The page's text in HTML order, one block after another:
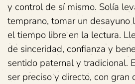
y control de sí mismo. Solía
temprano, tomar un desayuno
el tiempo libre en la lectura.
de sinceridad, confianza y
sentido paternal y tradicional.
ser preciso y directo, con gran